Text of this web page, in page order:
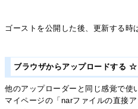
ゴーストを公開した後、更新する時
ブラウザからアップロードする ☆
他のアップローダーと同じ感覚で使
マイページの「narファイルの直接